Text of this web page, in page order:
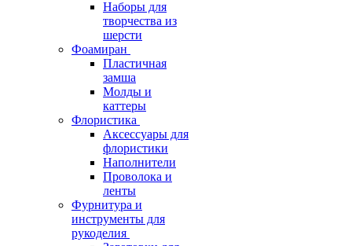
Наборы для
творчества из
шерсти
Фоамиран
Пластичная
замша
Молды и
каттеры
Флористика
Аксессуары для
флористики
Наполнители
Проволока и
ленты
Фурнитура и
инструменты для
рукоделия